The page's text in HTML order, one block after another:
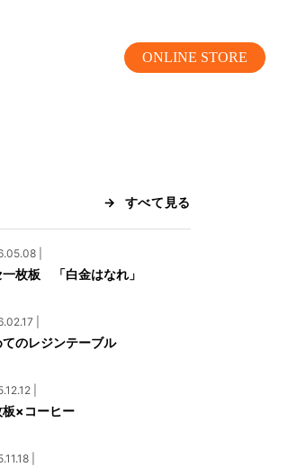
ONLINE STORE
よくあるご質問
お問い合わせ
資料請求
お見積もり
工務店様・設計会社様向けお問い合わせ
すべて見る
|
一枚板 「白金はなれ」
|
のレジンテーブル
|
板×コーヒー
|